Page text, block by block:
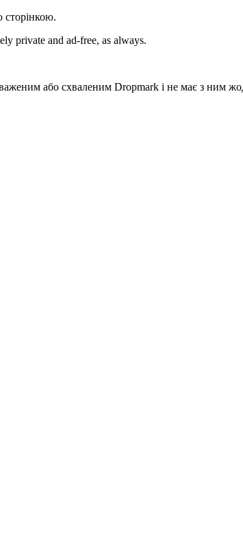
сторінкою.
private and ad-free, as always.
або схваленим Dropmark і не має з ним